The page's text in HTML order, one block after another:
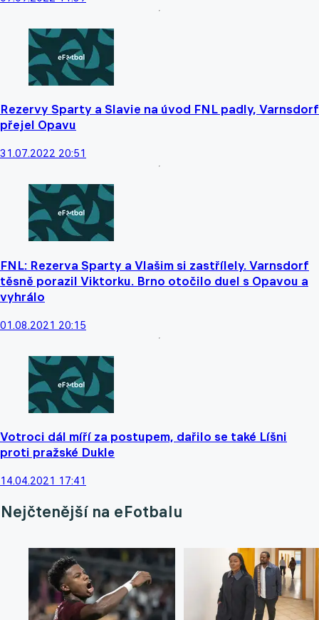
Rezervy Sparty a Slavie na úvod FNL padly, Varnsdorf
přejel Opavu
31.07.2022 20:51
FNL: Rezerva Sparty a Vlašim si zastřílely. Varnsdorf
těsně porazil Viktorku. Brno otočilo duel s Opavou a
vyhrálo
01.08.2021 20:15
Votroci dál míří za postupem, dařilo se také Líšni
proti pražské Dukle
14.04.2021 17:41
Nejčtenější na eFotbalu